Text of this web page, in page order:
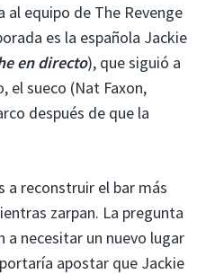
al equipo de The Revenge
es la española Jackie
en directo), que siguió a
el sueco (Nat Faxon,
después de que la
a reconstruir el bar más
zarpan. La pregunta
a necesitar un nuevo lugar
apostar que Jackie